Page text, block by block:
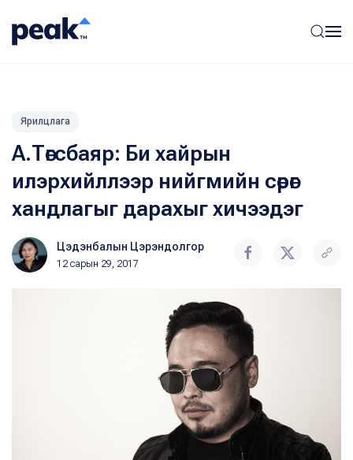
Ярилцлага
А.Төгсбаяр: Би хайрын
илэрхийллээр нийгмийн сөрөг
хандлагыг дарахыг хичээдэг
Цэдэнбалын Цэрэндолгор
12 сарын 29, 2017